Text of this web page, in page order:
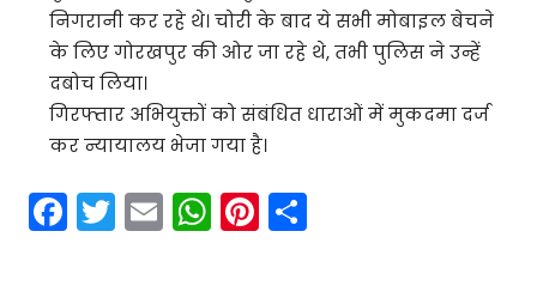
निगरानी कर रहे थे। चोरी के बाद ये सभी मोबाइल बेचने
के लिए गोरखपुर की ओर जा रहे थे, तभी पुलिस ने उन्हें
दबोच लिया।
गिरफ्तार अभियुक्तों को संबंधित धाराओं में मुकदमा दर्ज
कर न्यायालय भेजा गया है।
F
a
T
w
E
m
W
h
Pi
nt